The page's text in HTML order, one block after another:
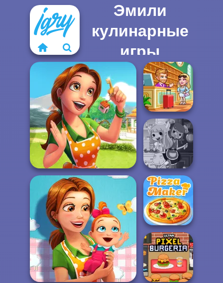
Эмили
кулинарные
игры
Delicious - Emily's Home
Sweet...
Hotel Fever
Tycoon
Devilish Cooking
The Pizza Maker